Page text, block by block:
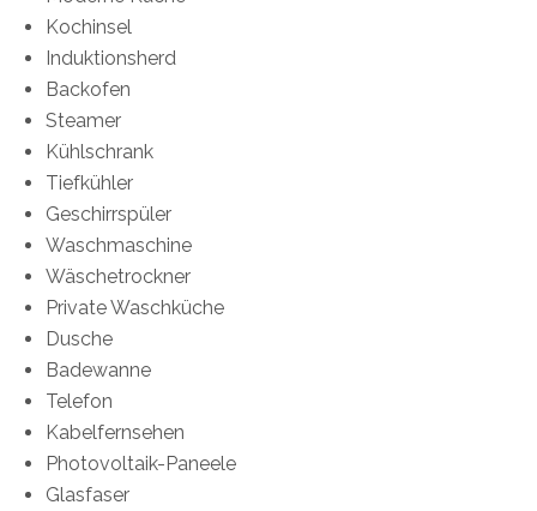
Kochinsel
Induktionsherd
Backofen
Steamer
Kühlschrank
Tiefkühler
Geschirrspüler
Waschmaschine
Wäschetrockner
Private Waschküche
Dusche
Badewanne
Telefon
Kabelfernsehen
Photovoltaik-Paneele
Glasfaser